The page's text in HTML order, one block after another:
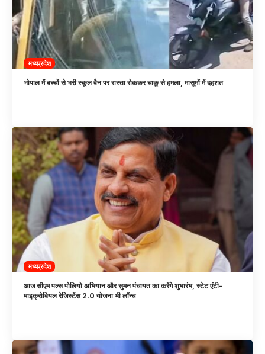
मध्यप्रदेश
भोपाल में बच्चों से भरी स्कूल वैन पर रास्ता रोककर चाकू से हमला, मासूमों में दहशत
मध्यप्रदेश
आज सीएम पल्स पोलियो अभियान और सुमन पंचायत का करेंगे शुभारंभ, स्टेट एंटी-
माइक्रोबियल रेजिस्टेंस 2.0 योजना भी लॉन्च